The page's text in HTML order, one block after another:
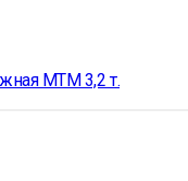
МТМ 3,2 т.